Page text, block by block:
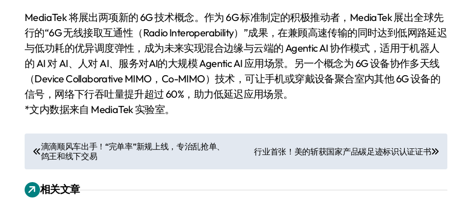
MediaTek 将展出两项新的 6G 技术概念。作为 6G 标准制定的积极推动者，MediaTek 展出全球先
行的“6G 无线接取互通性（Radio Interoperability）”成果，在兼顾高速传输的同时达到低网路延迟
与低功耗的优异调度弹性，成为未来实现混合边缘与云端的 Agentic AI 协作模式，适用于机器人
的 AI 对 AI、人对 AI、服务对AI的大规模 Agentic AI 应用场景。另一个概念为 6G 设备协作多天线
（Device Collaborative MIMO，Co-MIMO）技术，可让手机或穿戴设备聚合室内其他 6G 设备的
信号，网络下行吞吐量提升超过 60%，助力低延迟应用场景。
*文内数据来自 MediaTek 实验室。
文
章
导
滴滴顺风车出手！“完单率”新规上线，专治乱抢单、
鸽王和线下交易
行业首张！美的斩获国家产品碳足迹标识认证证书
相关文章